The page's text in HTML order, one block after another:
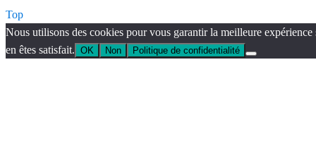
Top
Nous utilisons des cookies pour vous garantir la meilleure
en êtes satisfait. OK Non Politique de confidentialité